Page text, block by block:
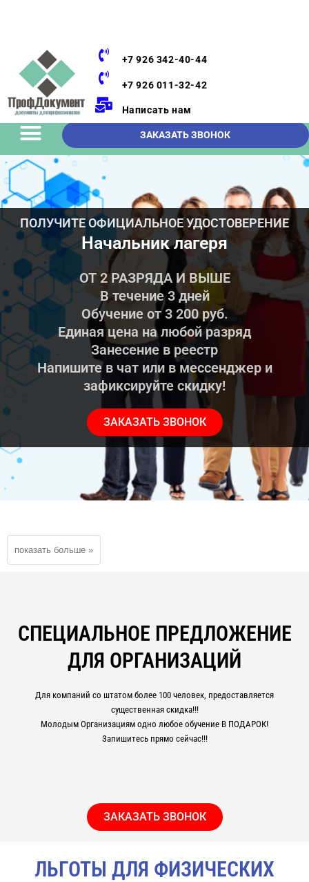
+7 926 342-40-44
+7 926 011-32-42
Написать нам
ЗАКАЗАТЬ ЗВОНОК
ПОЛУЧИТЕ ОФИЦИАЛЬНОЕ УДОСТОВЕРЕНИЕ
Начальник лагеря
ОТ 2 РАЗРЯДА И ВЫШЕ
В течение 3 дней
Обучение от 3 200 руб.
Единая цена на любой разряд
Занесение в реестр
Напишите в чат или в мессенджер и
зафиксируйте скидку!
ЗАКАЗАТЬ ЗВОНОК
СПЕЦИАЛЬНОЕ ПРЕДЛОЖЕНИЕ
ДЛЯ ОРГАНИЗАЦИЙ
Для компаний со штатом более 100 человек, предоставляется
существенная скидка!!!
Молодым Организациям одно любое обучение В ПОДАРОК!
Запишитесь прямо сейчас!!!
ЗАКАЗАТЬ ЗВОНОК
ЛЬГОТЫ ДЛЯ ФИЗИЧЕСКИХ